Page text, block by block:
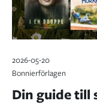
2026-05-20
Bonnierförlagen
Din guide till